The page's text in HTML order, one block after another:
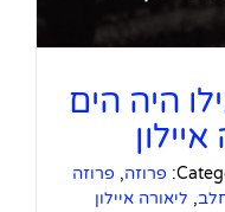
היה הים
פרוזה, פרוזה
, ליאורה איילון